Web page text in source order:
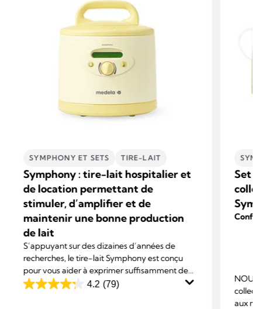
SYMPHONY ET SETS TIRE-LAIT
Symphony : tire-lait hospitalier et
de location permettant de
stimuler, d’amplifier et de
maintenir une bonne production
de lait
S’appuyant sur des dizaines d’années de
recherches, le tire-lait Symphony est conçu
pour vous aider à exprimer suffisamment de
lait pour favoriser l’allaitement de votre bébé.
4.2 (79)
4.2
Set
aux